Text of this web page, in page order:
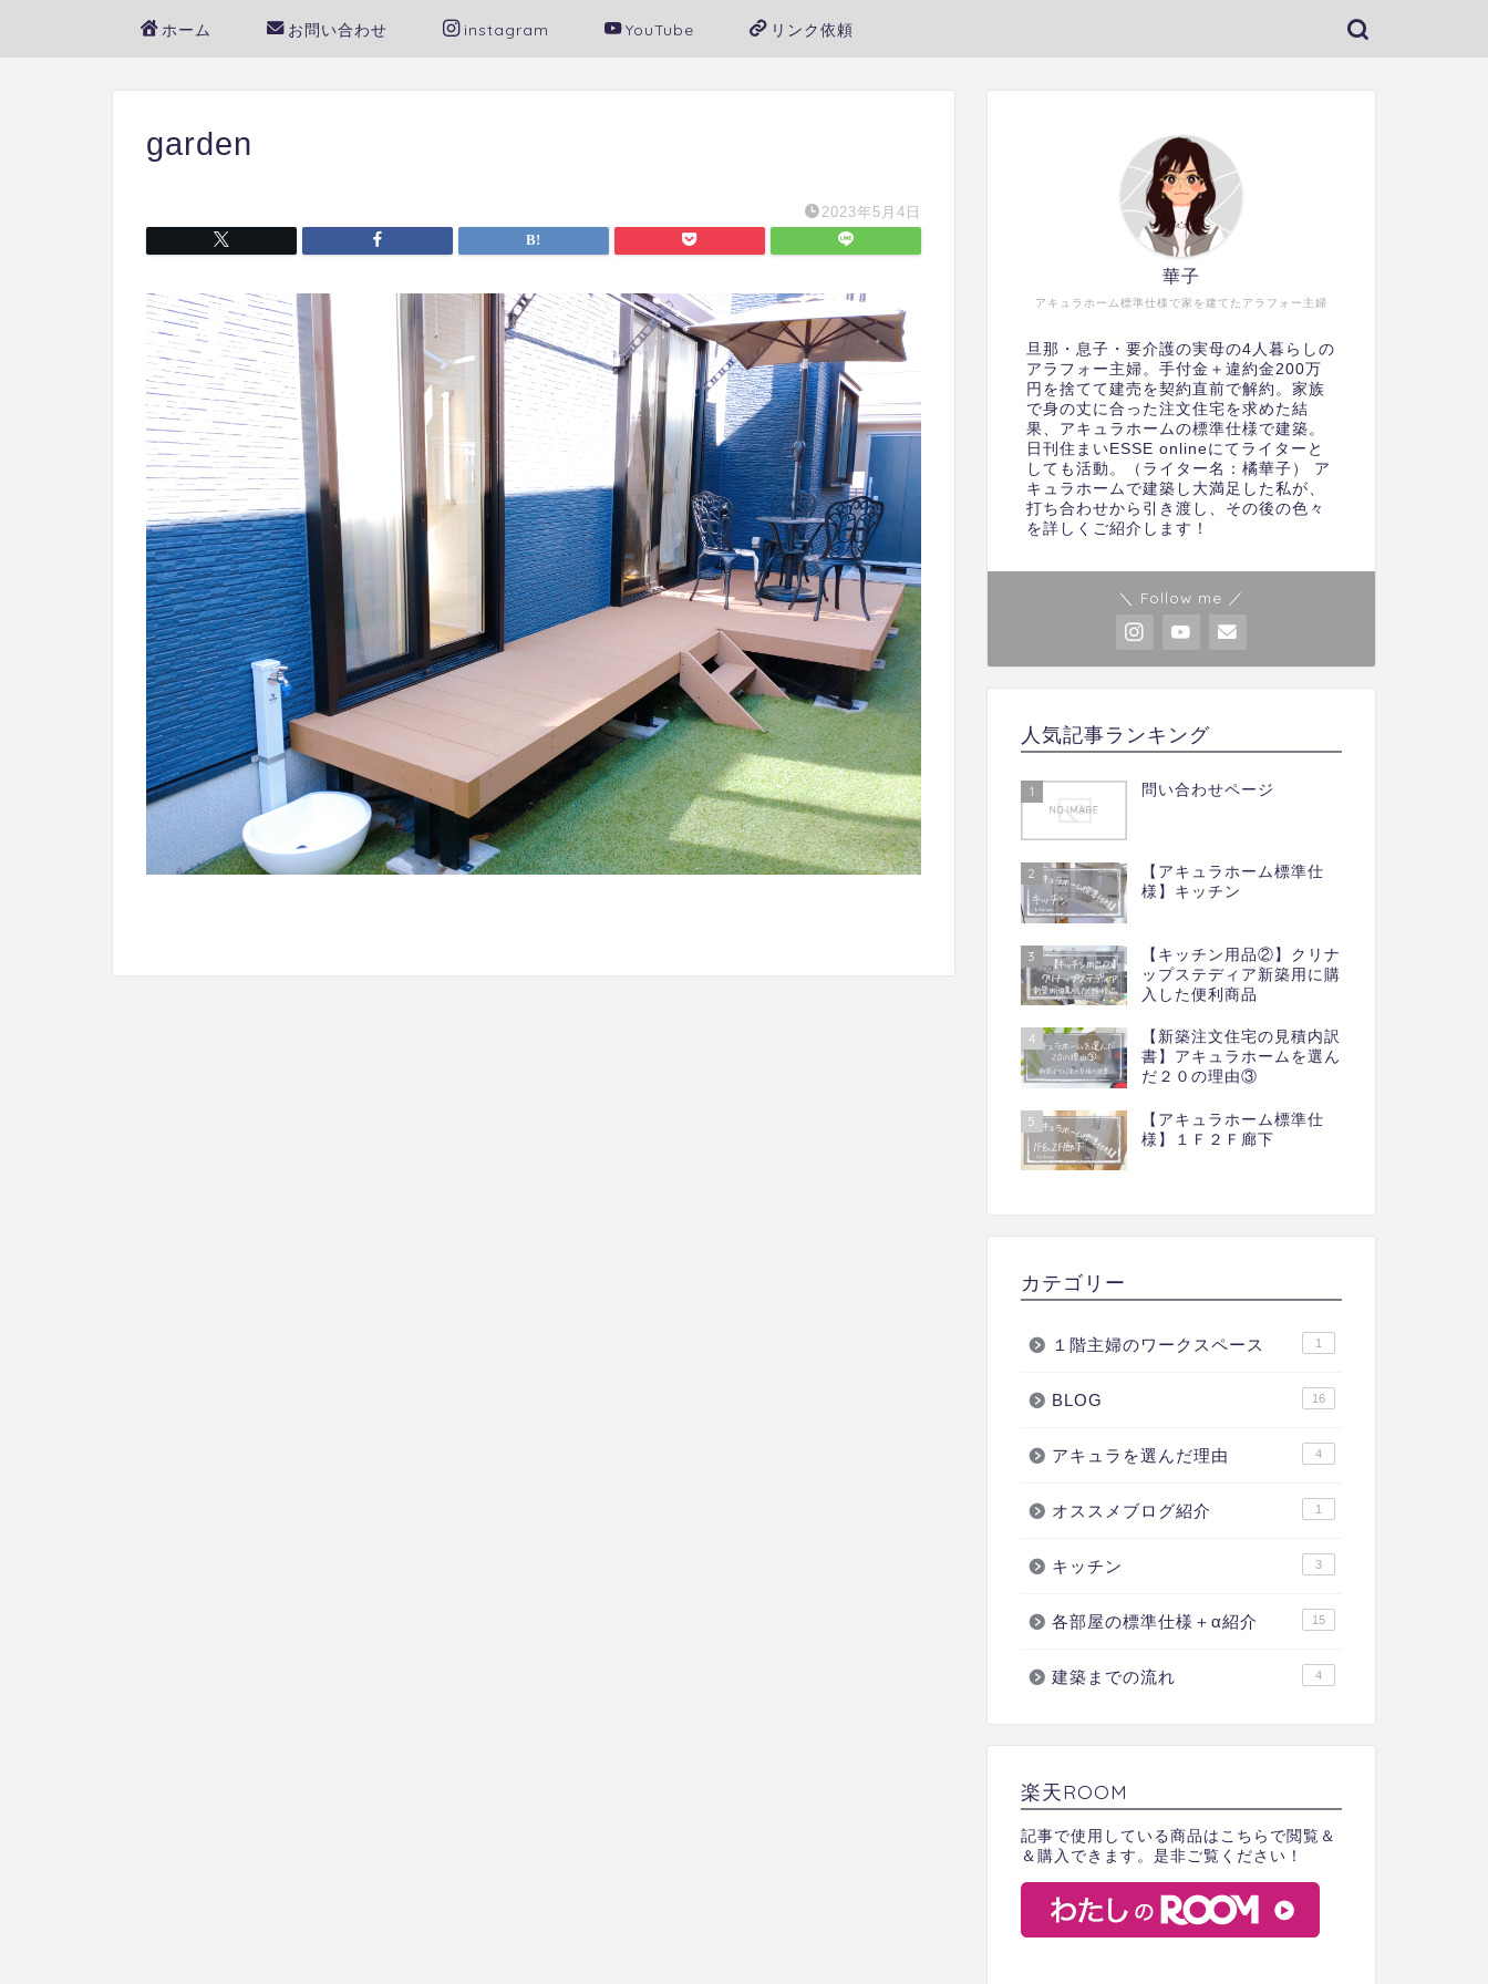
ホーム お問い合わせ instagram YouTube リンク依頼
garden
2023年5月4日
アキュラホーム標準仕様で家を建てたアラフォー主婦
華子
旦那・息子・要介護の実母の4人暮らしの
アラフォー主婦。手付金＋違約金200万
円を捨てて建売を契約直前で解約。家族
で身の丈に合った注文住宅を求めた結
果、アキュラホームの標準仕様で建築。
日刊住まいESSE onlineにてライターと
しても活動。（ライター名：橘華子） ア
キュラホームで建築し大満足した私が、
打ち合わせから引き渡し、その後の色々
を詳しくご紹介します！
＼ Follow me ／
人気記事ランキング
1 問い合わせページ
2
【アキュラホーム標準仕
様】キッチン
3
【キッチン用品②】クリナ
ップステディア新築用に購
入した便利商品
4
【新築注文住宅の見積内訳
書】アキュラホームを選ん
だ２０の理由③
5
【アキュラホーム標準仕
様】１Ｆ２Ｆ廊下
カテゴリー
１階主婦のワークスペース 1
BLOG 16
アキュラを選んだ理由 4
オススメブログ紹介 1
キッチン 3
各部屋の標準仕様＋α紹介 15
建築までの流れ 4
楽天ROOM
記事で使用している商品はこちらで閲覧＆
＆購入できます。是非ご覧ください！